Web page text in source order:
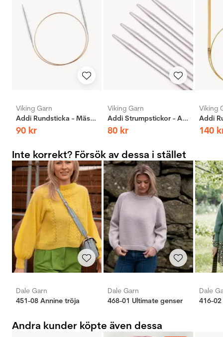
Viking Garn
Addi Rundsticka - Mässing
90 kr
Viking Garn
Addi Strumpstickor - Aluminium
80 kr
Viking
140
Inte korrekt? Försök av dessa i stället
Dale Garn
451-08 Annine tröja
Dale Garn
468-01 Ultimate genser
Dale
416-
Andra kunder köpte även dessa